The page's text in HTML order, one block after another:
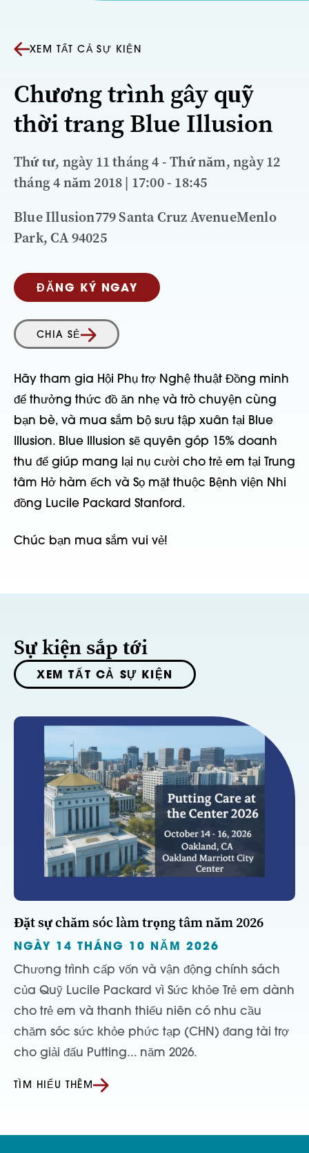
XEM TẤT CẢ SỰ KIỆN
Chương trình gây quỹ
thời trang Blue Illusion
Thứ tư, ngày 11 tháng 4 - Thứ năm, ngày 12
tháng 4 năm 2018 | 17:00 - 18:45
Blue Illusion779 Santa Cruz AvenueMenlo
Park, CA 94025
ĐĂNG KÝ NGAY
CHIA SẺ
Hãy tham gia Hội Phụ trợ Nghệ thuật Đồng minh
để thưởng thức đồ ăn nhẹ và trò chuyện cùng
bạn bè, và mua sắm bộ sưu tập xuân tại Blue
Illusion. Blue Illusion sẽ quyên góp 15% doanh
thu để giúp mang lại nụ cười cho trẻ em tại Trung
tâm Hở hàm ếch và Sọ mặt thuộc Bệnh viện Nhi
đồng Lucile Packard Stanford.
Chúc bạn mua sắm vui vẻ!
Sự kiện sắp tới
XEM TẤT CẢ SỰ KIỆN
Đặt sự chăm sóc làm trọng tâm năm 2026
NGÀY 14 THÁNG 10 NĂM 2026
Chương trình cấp vốn và vận động chính sách
của Quỹ Lucile Packard vì Sức khỏe Trẻ em dành
cho trẻ em và thanh thiếu niên có nhu cầu
chăm sóc sức khỏe phức tạp (CHN) đang tài trợ
cho giải đấu Putting... năm 2026.
TÌM HIỂU THÊM